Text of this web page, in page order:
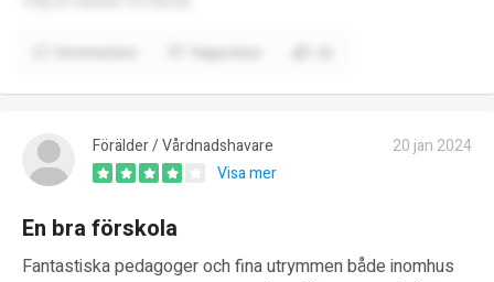
Förälder / Vårdnadshavare
20 jan 2024
Visa mer
En bra förskola
Fantastiska pedagoger och fina utrymmen både inomhus